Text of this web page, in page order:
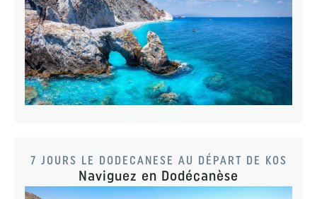
7 JOURS LE DODECANESE AU DÉPART DE KOS
Naviguez en Dodécanèse